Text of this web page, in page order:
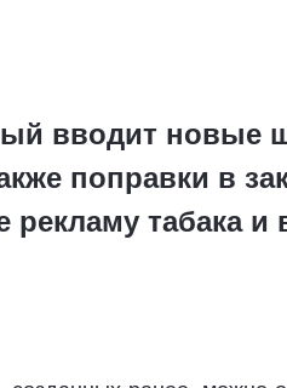
вводит новые
поправки в
табака и